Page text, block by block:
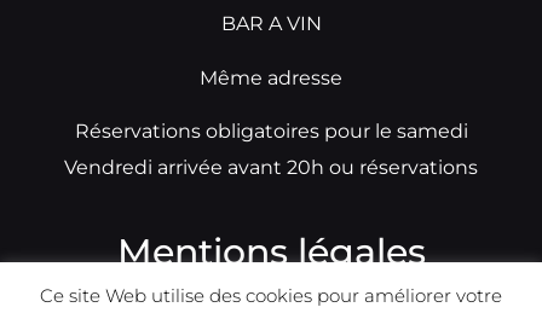
BAR A VIN
Même adresse
Réservations obligatoires pour le samedi
Vendredi arrivée avant 20h ou réservations
Mentions légales
Ce site Web utilise des cookies pour améliorer votre